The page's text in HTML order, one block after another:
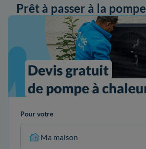
Prêt à passer à la
Pour votre
Ma maison